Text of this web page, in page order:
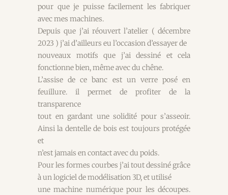
pour que je puisse facilement les fabriquer
avec mes machines.
Depuis que j’ai réouvert l’atelier ( décembre
2023 ) j’ai d’ailleurs eu l’occasion d’essayer de
nouveaux motifs que j’ai dessiné et cela
fonctionne bien, même avec du chêne.
L’assise de ce banc est un verre posé en
feuillure. il permet de profiter de la
transparence
tout en gardant une solidité pour s’asseoir.
Ainsi la dentelle de bois est toujours protégée
et
n’est jamais en contact avec du poids.
Pour les formes courbes j’ai tout dessiné grâce
à un logiciel de modélisation 3D, et utilisé
une machine numérique pour les découpes.